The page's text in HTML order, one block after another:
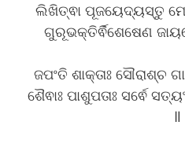
ଲିଖିତ୍ଵା ପୂଜୟେଦ୍ୟସ୍ତୁ
ଗୁରୂଭକ୍ତିର୍ଵିଶେଷେଣ
ଜପଂତି ଶାକ୍ତାଃ ସୌରାଶ୍ଚ
ଶୈଵାଃ ପାଶୁପତାଃ ସର୍ଵେ
॥